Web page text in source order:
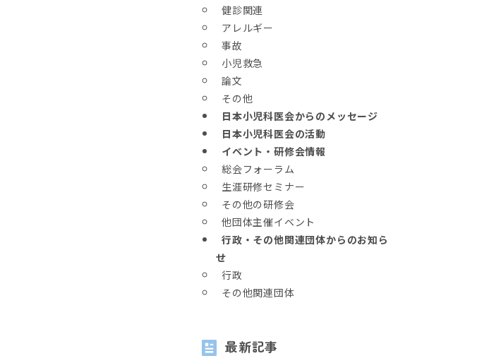
健診関連
アレルギー
事故
小児救急
論文
その他
日本小児科医会からのメッセージ
日本小児科医会の活動
イベント・研修会情報
総会フォーラム
生涯研修セミナー
その他の研修会
他団体主催イベント
行政・その他関連団体からのお知ら
せ
行政
その他関連団体
最新記事